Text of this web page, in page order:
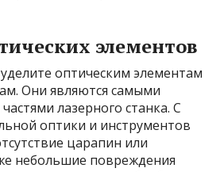
элементов
оптическим элементам
Они являются самыми
лазерного станка. С
оптики и инструментов
царапин или
небольшие повреждения